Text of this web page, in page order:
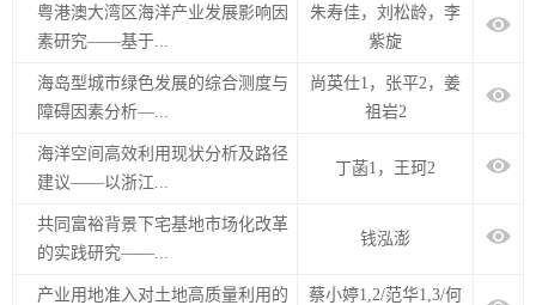
粤港澳大湾区海洋产业发展影响因
素研究——基于...
朱寿佳，刘松龄，李
紫旋
海岛型城市绿色发展的综合测度与
障碍因素分析—...
​尚英仕1，张平2，姜
祖岩2
海洋空间高效利用现状分析及路径
建议——以浙江...
丁菡1，王珂2
共同富裕背景下宅基地市场化改革
的实践研究——...
钱泓澎
产业用地准入对土地高质量利用的
蔡小婷1,2/范华1,3/何